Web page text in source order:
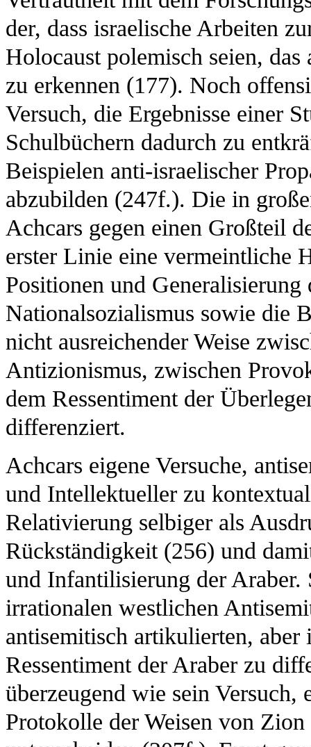
der, dass israelische Arbeiten
Holocaust polemisch seien,
zu erkennen (177). Noch
Versuch, die Ergebnisse einer
Schulbüchern dadurch zu
Beispielen anti-israelischer
abzubilden (247f.). Die in
Achcars gegen einen Großteil
erster Linie eine vermeintliche
Positionen und
Nationalsozialismus sowie die
nicht ausreichender Weise
Antizionismus, zwischen
dem Ressentiment der
differenziert.
Achcars eigene Versuche,
und Intellektueller zu
Relativierung selbiger als
Rückständigkeit (256) und
und Infantilisierung der Araber.
irrationalen westlichen
antisemitisch artikulierten,
Ressentiment der Araber zu
überzeugend wie sein Versuch,
Protokolle der Weisen von